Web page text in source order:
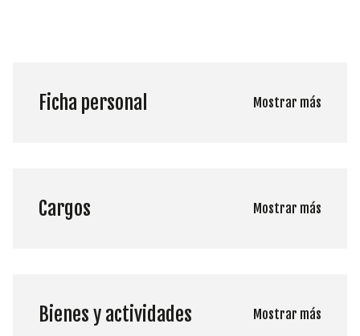
Ficha personal Mostrar más
Cargos Mostrar más
Bienes y actividades Mostrar más